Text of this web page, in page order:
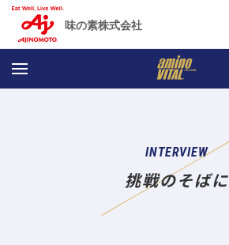
味の素株式会社
INTERVIEW
挑戦のそばに